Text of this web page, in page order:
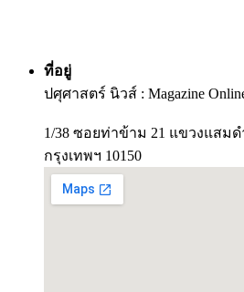
ที่อยู่
ปศุศาสตร์ นิวส์ : Magazine
1/38 ซอยท่าข้าม 21 แขวงแสม
กรุงเทพฯ 10150